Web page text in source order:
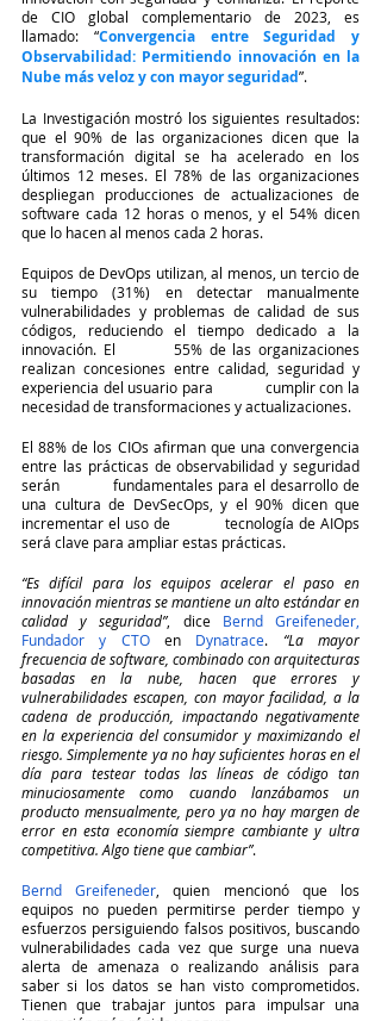
de CIO global complementario de 2023, es
llamado: “Convergencia entre Seguridad y
Observabilidad: Permitiendo innovación en la
Nube más veloz y con mayor seguridad”.
La Investigación mostró los siguientes resultados:
que el 90% de las organizaciones dicen que la
transformación digital se ha acelerado en los
últimos 12 meses. El 78% de las organizaciones
despliegan producciones de actualizaciones de
software cada 12 horas o menos, y el 54% dicen
que lo hacen al menos cada 2 horas.
Equipos de DevOps utilizan, al menos, un tercio de
su tiempo (31%) en detectar manualmente
vulnerabilidades y problemas de calidad de sus
códigos, reduciendo el tiempo dedicado a la
innovación. El 	55% de las organizaciones
realizan concesiones entre calidad, seguridad y
experiencia del usuario para            cumplir con la
necesidad de transformaciones y actualizaciones.
El 88% de los CIOs afirman que una convergencia
entre las prácticas de observabilidad y seguridad
serán           fundamentales para el desarrollo de
una cultura de DevSecOps, y el 90% dicen que
incrementar el uso de           tecnología de AIOps
será clave para ampliar estas prácticas.
“Es difícil para los equipos acelerar el paso en
innovación mientras se mantiene un alto estándar en
calidad y seguridad”, dice Bernd Greifeneder,
Fundador y CTO en Dynatrace. “La mayor
frecuencia de software, combinado con arquitecturas
basadas en la nube, hacen que errores y
vulnerabilidades escapen, con mayor facilidad, a la
cadena de producción, impactando negativamente
en la experiencia del consumidor y maximizando el
riesgo. Simplemente ya no hay suficientes horas en el
día para testear todas las líneas de código tan
minuciosamente como cuando lanzábamos un
producto mensualmente, pero ya no hay margen de
error en esta economía siempre cambiante y ultra
competitiva. Algo tiene que cambiar”.
Bernd Greifeneder , quien mencionó que los
equipos no pueden permitirse perder tiempo y
esfuerzos persiguiendo falsos positivos, buscando
vulnerabilidades cada vez que surge una nueva
alerta de amenaza o realizando análisis para
saber si los datos se han visto comprometidos.
Tienen que trabajar juntos para impulsar una